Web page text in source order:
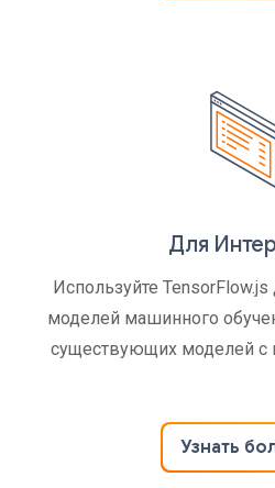
Для
Используйте
моделей машинного
существующих моделей
Узнать